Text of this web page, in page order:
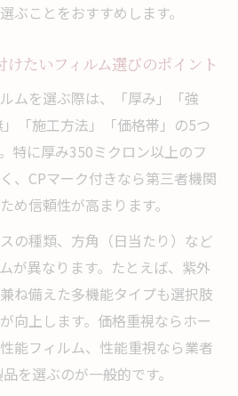
ぶことをおすすめします。
けたいフィルム選びのポイント
ムを選ぶ際は、「厚み」「強
「施工方法」「価格帯」の5つ
特に厚み350ミクロン以上のフ
、CPマーク付きなら第三者機関
め信頼性が高まります。
の種類、方角（日当たり）など
が異なります。たとえば、紫外
ね備えた多機能タイプも選択肢
向上します。価格重視ならホー
能フィルム、性能重視なら業者
を選ぶのが一般的です。